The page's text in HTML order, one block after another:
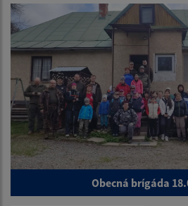
Obecná brígáda